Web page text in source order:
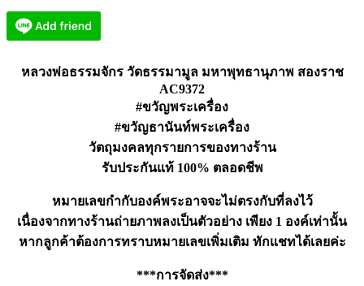
นุ
ภาพ
ราชหลวงพ่อธรรมจักร วัดธรรมามูล มหาพุทธานุภาพ สองราช
AC9372
#ขวัญพระเครื่อง
#ขวัญธานันท์พระเครื่อง
วัตถุมงคลทุกรายการของทางร้าน
รับประกันแท้ 100% ตลอดชีพ
หมายเลขกำกับองค์พระอาจจะไม่ตรงกับที่ลงไว้
เนื่องจากทางร้านถ่ายภาพลงเป็นตัวอย่าง เพียง 1 องค์เท่านั้น
หากลูกค้าต้องการทราบหมายเลขเพิ่มเติม ทักแชทได้เลยค่ะ
***การจัดส่ง***